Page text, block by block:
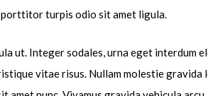
porttitor turpis odio sit amet ligula.
ut. Integer sodales, urna eget interdum
vitae risus. Nullam molestie